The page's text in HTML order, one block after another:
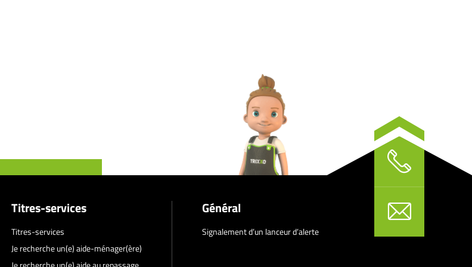
Titres-services
Titres-services
Je recherche un(e) aide-ménager(ère)
Général
Signalement d’un lanceur d’alerte